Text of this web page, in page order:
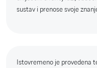
sustav i prenose svoje
Istovremeno je provedena